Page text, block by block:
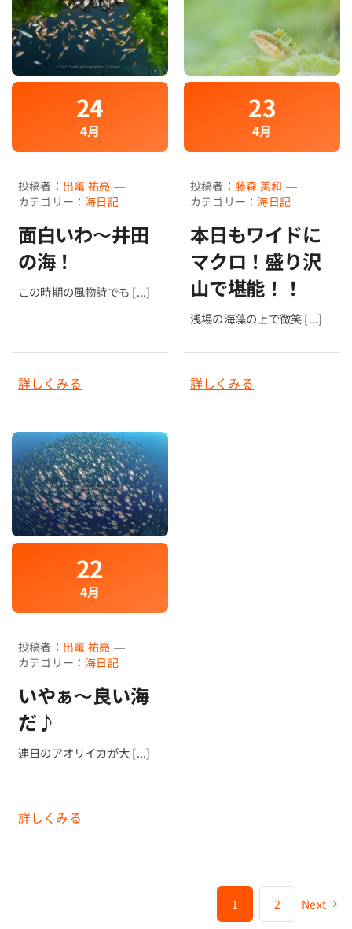
24
4月
投稿者： 出竃 祐亮 —
カテゴリー：海日記
面白いわ〜井田
の海！
この時期の風物詩でも [...]
詳しくみる
23
4月
投稿者： 藤森 美和 —
カテゴリー：海日記
本日もワイドに
マクロ！盛り沢
山で堪能！！
浅場の海藻の上で微笑 [...]
詳しくみる
22
4月
投稿者： 出竃 祐亮 —
カテゴリー：海日記
いやぁ〜良い海
だ♪
連日のアオリイカが大 [...]
詳しくみる
1 2 Next
海況をチェック 海日記を見る